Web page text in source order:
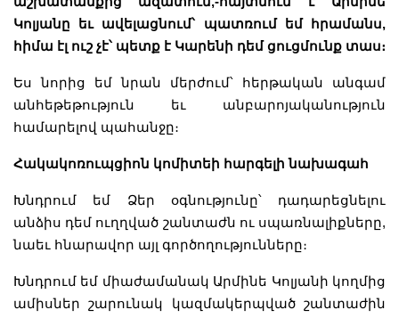
Կոլյանը եւ ավելացնում՝ պատռում եմ հրամանս,
հիմա էլ ուշ չէ՝ պետք է Կարենի դեմ ցուցմունք տաս։
Ես նորից եմ նրան մերժում՝ հերթական անգամ
անհեթեթություն եւ անբարոյականություն
համարելով պահանջը։
Հակակոռուպցիոն կոմիտեի հարգելի նախագահ
Խնդրում եմ Ձեր օգնությունը՝ դադարեցնելու
անձիս դեմ ուղղված շանտաժն ու սպառնալիքները,
նաեւ հնարավոր այլ գործողությունները։
Խնդրում եմ միաժամանակ Արմինե Կոլյանի կողմից
ամիսներ շարունակ կազմակերպված շանտաժին